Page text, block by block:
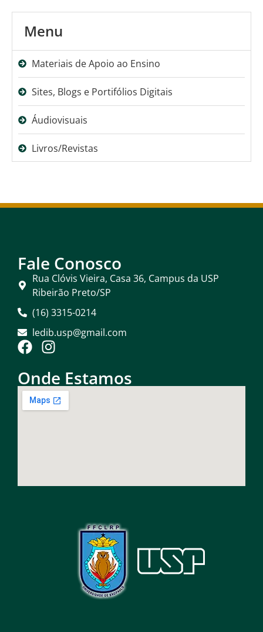
Menu
Materiais de Apoio ao Ensino
Sites, Blogs e Portifólios Digitais
Áudiovisuais
Livros/Revistas
Fale Conosco
Rua Clóvis Vieira, Casa 36, Campus da USP
Ribeirão Preto/SP
(16) 3315-0214
ledib.usp@gmail.com
Onde Estamos